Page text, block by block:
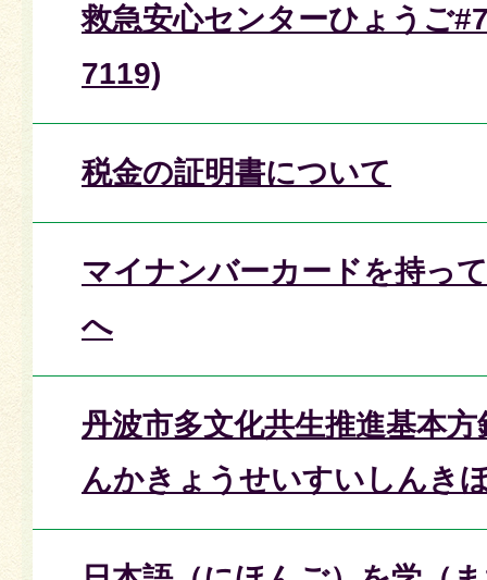
救急安心センターひょうご
7119)
税金の証明書について
マイナンバーカードを持っ
へ
丹波市多文化共生推進基本
んかきょうせいすいしんき